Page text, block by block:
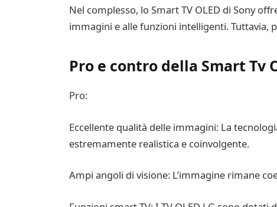
Nel complesso, lo Smart TV OLED di Sony
immagini e alle funzioni intelligenti. Tuttavia,
Pro e contro della Smart Tv
Pro:
Eccellente qualità delle immagini: La
estremamente realistica e coinvolgente.
Ampi angoli di visione: L’immagine rimane